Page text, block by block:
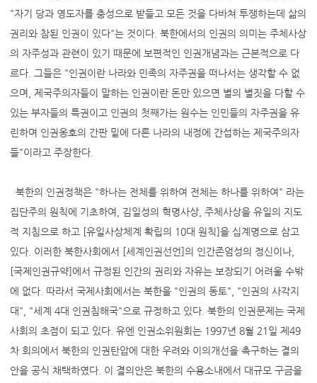
"자기 당과 영도자를 충성으로 받들고 모든 것을 다바쳐 투쟁하는데 삶의
권리와 참된 인권이 있다"는 것이다. 북한에서의 인권의 의미는 주체사상
의 자주성과 관련이 있기 때문에 보편적인 인권개념과는 근본적으로 다
르다. 그들은 "인권이란 나라와 민족의 자주권을 떠나서는 생각할 수 없
으며, 제국주의자들이 말하는 인권이란 돈만 있으면 별의 별짓을 다할 수
있는 부자들의 특권이고 인권의 첫째가는 원수는 인민들의 자주권을 유
린하며 인권옹호의 간판 밑에 다른 나라의 내정에 간섭하는 제국주의자
들"이라고 주장한다.
북한의 인권정책은 "하나는 전체를 위하여 전체는 하나를 위하여" 라는
집단주의 원칙에 기초하여, 김일성의 혁명사상, 주체사상을 유일의 지도
적 지침으로 하고 [유일사상체계 확립의 10대 원칙]을 십계명으로 삼고
있다. 이러한 북한사회에서 [세계인권선언]의 인간존엄성의 정신이나,
[국제인권규약]에서 규정된 인간의 권리와 자유는 보장되기 어려울 수밖
에 없다. 따라서 국제사회에서는 북한을 "인권의 동토", "인권의 사각지
대", "세계 4대 인권침해국"으로 규정하고 있다. 북한의 인권문제는 국제
사회의 초점이 되고 있다. 유엔 인권소위원회는 1997년 8월 21일 제49
차 회의에서 북한의 인권탄압에 대한 우려와 이의개선을 촉구하는 결의
안을 공식 채택하였다. 이 결의안은 북한의 수용소내에서 대규모 구금을